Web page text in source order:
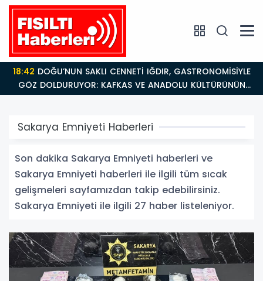
18:42
GÖZ DOLDURUYOR: KAFKAS VE ANADOLU KÜLTÜRÜNÜN
BULUŞMA NOKTASI
Sakarya Emniyeti Haberleri
Son dakika Sakarya Emniyeti haberleri ve
Sakarya Emniyeti haberleri ile ilgili tüm sıcak
gelişmeleri sayfamızdan takip edebilirsiniz.
Sakarya Emniyeti ile ilgili 27 haber listeleniyor.